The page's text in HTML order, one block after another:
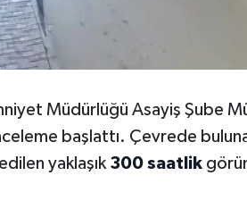
Müdürlüğü Asayiş Şube
başlattı. Çevrede
yaklaşık 300 saatlik